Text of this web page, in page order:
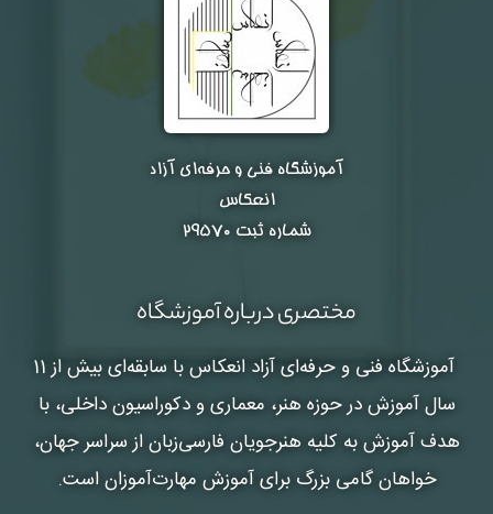
آموزشگاه فنی و حرفه‌ای آزاد
انعکاس
شماره ثبت ۲۹۵۷۰
مختصری درباره آموزشگاه
آموزشگاه فنی و حرفه‌ای آزاد انعکاس
با سابقه‌ای بیش از 11
سال آموزش در حوزه هنر، معماری و دکوراسیون داخلی، با
هدف آموزش به کلیه هنرجویان فارسی‌زبان از سراسر جهان،
خواهان گامی بزرگ برای آموزش مهارت‌آموزان است.